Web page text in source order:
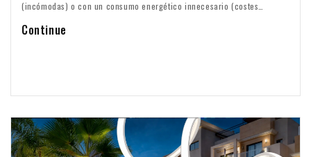
(incómodas) o con un consumo energético innecesario (costes
elevados). Para ayudarte a tomar la decisión correcta, te mostramos
Continue